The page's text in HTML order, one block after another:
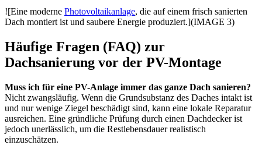
![Eine moderne Photovoltaikanlage, die auf einem frisch sanierten
Dach montiert ist und saubere Energie produziert.](IMAGE 3)
Häufige Fragen (FAQ) zur
Dachsanierung vor der PV-Montage
Muss ich für eine PV-Anlage immer das ganze Dach sanieren?
Nicht zwangsläufig. Wenn die Grundsubstanz des Daches intakt ist
und nur wenige Ziegel beschädigt sind, kann eine lokale Reparatur
ausreichen. Eine gründliche Prüfung durch einen Dachdecker ist
jedoch unerlässlich, um die Restlebensdauer realistisch
einzuschätzen.